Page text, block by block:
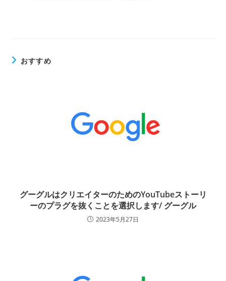
おすすめ
グーグルはクリエイターのためのYouTubeストーリ
ーのプラグを抜くことを選択します/ グーグル
2023年5月27日